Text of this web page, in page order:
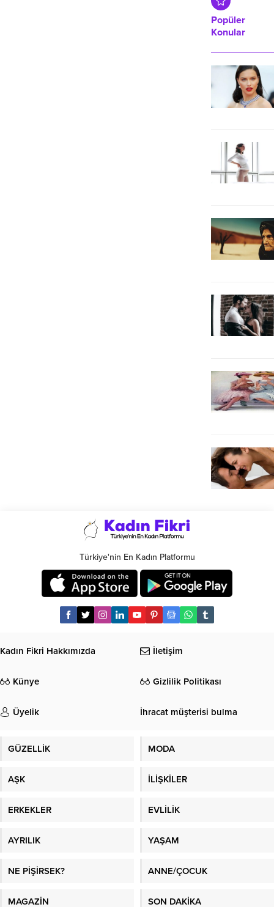
Popüler
Konular
Türkiye'nin En Kadın Platformu
Kadın Fikri Hakkımızda İletişim
Künye Gizlilik Politikası
Üyelik İhracat müşterisi bulma
GÜZELLİK MODA
AŞK İLİŞKİLER
ERKEKLER EVLİLİK
AYRILIK YAŞAM
NE PİŞİRSEK? ANNE/ÇOCUK
MAGAZİN SON DAKİKA